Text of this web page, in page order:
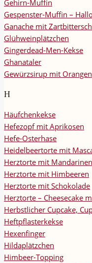
Gehirn-Muffin
Gespenster-Muffin –
Ganache mit
Glühweinplätzchen
Gingerdead-Men-Kekse
Ghanataler
Gewürzsirup mit Orangen
H
Häufchenkekse
Hefezopf mit Aprikosen
Hefe-Osterhase
Heidelbeertorte mit
Herztorte mit
Herztorte mit Himbeeren
Herztorte mit Schokolade
Herztorte – Cheesecake
Herbstlicher Cupcake,
Heftpflasterkekse
Hexenfinger
Hildaplätzchen
Himbeer-Topping